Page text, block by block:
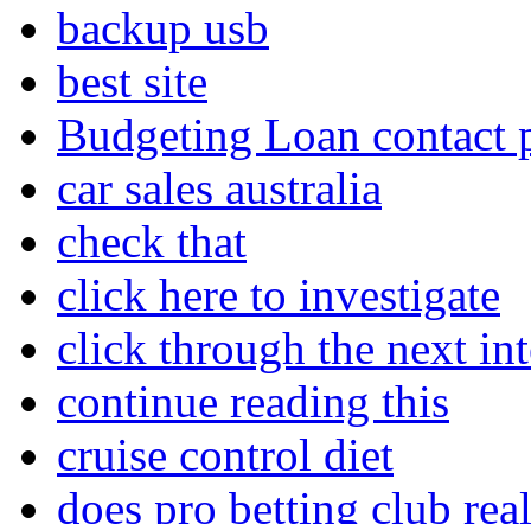
backup usb
best site
Budgeting Loan contact
car sales australia
check that
click here to investigate
click through the next
continue reading this
cruise control diet
does pro betting club